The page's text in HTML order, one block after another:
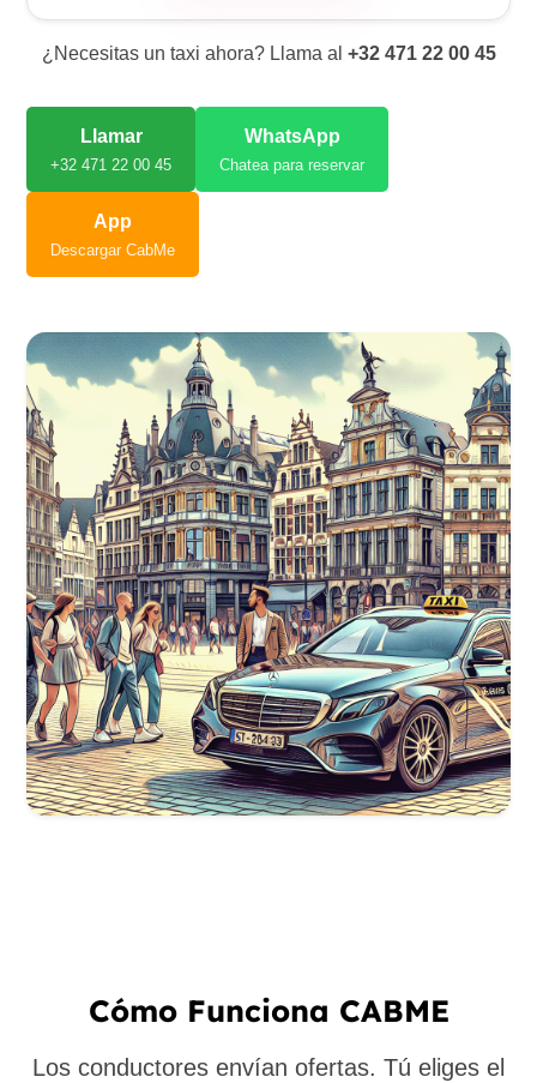
¿Necesitas un taxi ahora? Llama al +32 471 22 00 45
Llamar
+32 471 22 00 45
WhatsApp
Chatea para reservar
App
Descargar CabMe
Cómo Funciona CABME
Los conductores envían ofertas. Tú eliges el